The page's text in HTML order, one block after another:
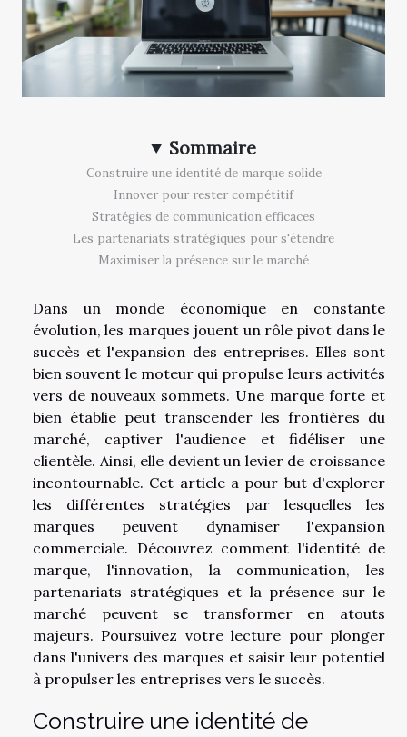
Sommaire
Construire une identité de marque solide
Innover pour rester compétitif
Stratégies de communication efficaces
Les partenariats stratégiques pour s'étendre
Maximiser la présence sur le marché
Dans un monde économique en constante
évolution, les marques jouent un rôle pivot dans le
succès et l'expansion des entreprises. Elles sont
bien souvent le moteur qui propulse leurs activités
vers de nouveaux sommets. Une marque forte et
bien établie peut transcender les frontières du
marché, captiver l'audience et fidéliser une
clientèle. Ainsi, elle devient un levier de croissance
incontournable. Cet article a pour but d'explorer
les différentes stratégies par lesquelles les
marques peuvent dynamiser l'expansion
commerciale. Découvrez comment l'identité de
marque, l'innovation, la communication, les
partenariats stratégiques et la présence sur le
marché peuvent se transformer en atouts
majeurs. Poursuivez votre lecture pour plonger
dans l'univers des marques et saisir leur potentiel
à propulser les entreprises vers le succès.
Construire une identité de